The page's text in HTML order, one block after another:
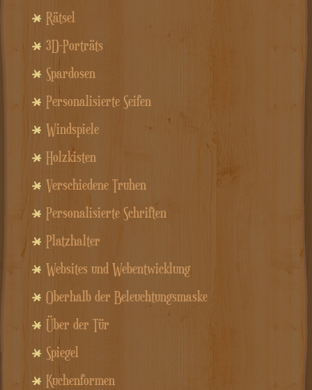
Rätsel
3D-Porträts
Spardosen
Personalisierte Seifen
Windspiele
Holzkisten
Verschiedene Truhen
Personalisierte Schriften
Platzhalter
Websites und Webentwicklung
Oberhalb der Beleuchtungsmaske
Über der Tür
Spiegel
Kuchenformen